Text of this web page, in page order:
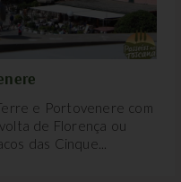
e Portovenere com
de Florença ou
das Cinque...